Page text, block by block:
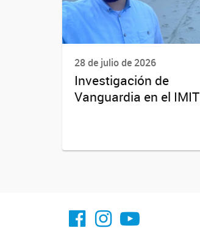
28 de julio de 2026
Investigación de
Vanguardia en el IMIT
facebook imit.conicet
imit.conicet
Youtube